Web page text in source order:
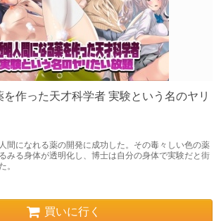
作った天才科学者 実験という名のヤリ
間になれる薬の開発に成功した。その毒々しい色の薬
みる身体が透明化し、博士は自分の身体で実験だと街
。
買いに行く